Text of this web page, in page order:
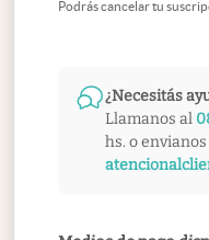
Podrás cancelar tu
¿Necesitás
Llamanos al
hs. o